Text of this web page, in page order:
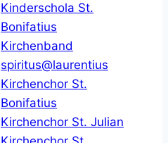
Kinderschola St.
Bonifatius
Kirchenband
spiritus@laurentius
Kirchenchor St.
Bonifatius
Kirchenchor St. Julian